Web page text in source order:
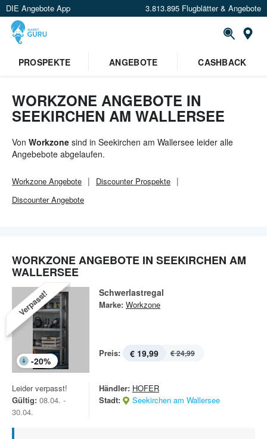
DIE Angebote App 3.813.895 Flugblätter & Angebote
Standort festlegen
PROSPEKTE ANGEBOTE CASHBACK
WORKZONE ANGEBOTE IN
SEEKIRCHEN AM WALLERSEE
Von Workzone sind in Seekirchen am Wallersee leider alle
Angebebote abgelaufen.
Workzone Angebote DiscounterProspekte
DiscounterAngebote
WORKZONE ANGEBOTE IN SEEKIRCHEN AM
WALLERSEE
Verpasst!
-20%
Schwerlastregal
Marke: Workzone
Preis: € 19,99 € 24,99
Leider verpasst!
Gültig: 08.04. -
30.04.
Händler: HOFER
Stadt:
Seekirchen am Wallersee